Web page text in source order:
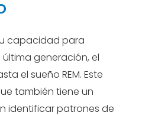
capacidad para
última generación, el
el sueño REM. Este
también tiene un
identificar patrones de